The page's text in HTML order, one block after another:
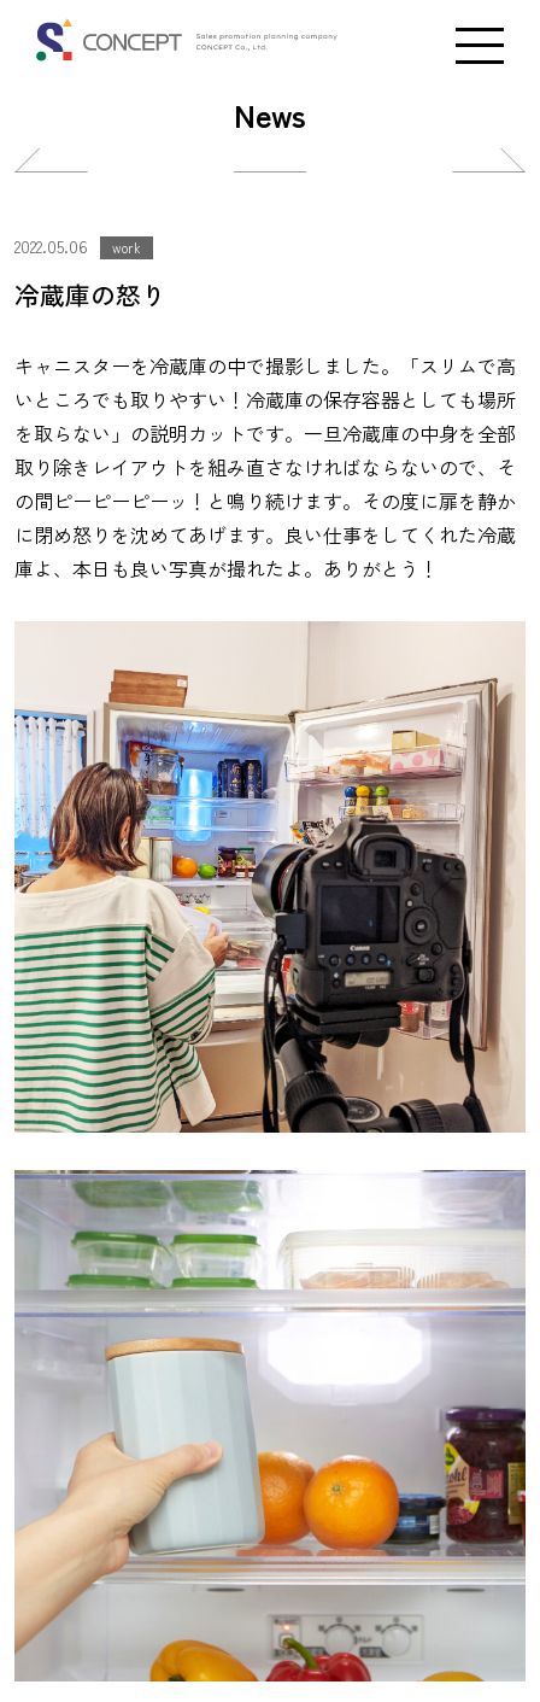
News
投
ナ
ビ
ゲ
シ
ョ
ン
シ
ョ
ン
2022.05.06 work
冷蔵庫の怒り
キャニスターを冷蔵庫の中で撮影しました。「スリムで高
いところでも取りやすい！冷蔵庫の保存容器としても場所
を取らない」の説明カットです。一旦冷蔵庫の中身を全部
取り除きレイアウトを組み直さなければならないので、そ
の間ピーピーピーッ！と鳴り続けます。その度に扉を静か
に閉め怒りを沈めてあげます。良い仕事をしてくれた冷蔵
庫よ、本日も良い写真が撮れたよ。ありがとう！